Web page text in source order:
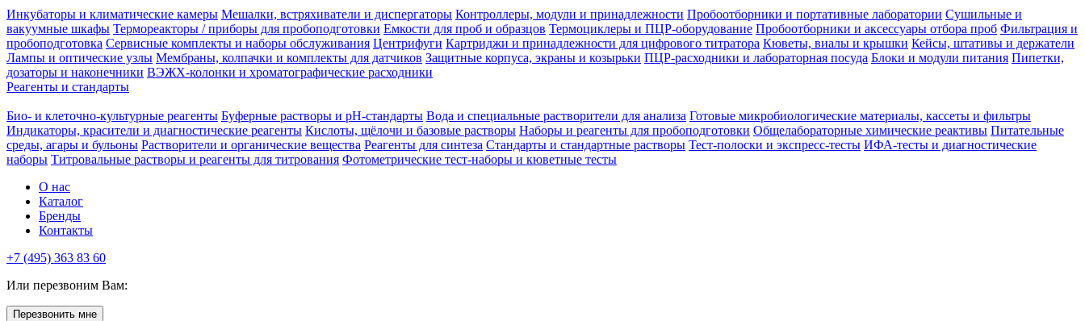
Инкубаторы и климатические камеры Мешалки, встряхиватели и диспергаторы Контроллеры, модули и принадлежности Пробоотборники и портативные лаборатории Сушильные и
вакуумные шкафы Термореакторы / приборы для пробоподготовки Емкости для проб и образцов Термоциклеры и ПЦР-оборудование Пробоотборники и аксессуары отбора проб Фильтрация и
пробоподготовка Сервисные комплекты и наборы обслуживания Центрифуги Картриджи и принадлежности для цифрового титратора Кюветы, виалы и крышки Кейсы, штативы и держатели
Лампы и оптические узлы Мембраны, колпачки и комплекты для датчиков Защитные корпуса, экраны и козырьки ПЦР-расходники и лабораторная посуда Блоки и модули питания Пипетки,
дозаторы и наконечники ВЭЖХ-колонки и хроматографические расходники
Реагенты и стандарты
Био- и клеточно-культурные реагенты Буферные растворы и pH-стандарты Вода и специальные растворители для анализа Готовые микробиологические материалы, кассеты и фильтры
Индикаторы, красители и диагностические реагенты Кислоты, щёлочи и базовые растворы Наборы и реагенты для пробоподготовки Общелабораторные химические реактивы Питательные
среды, агары и бульоны Растворители и органические вещества Реагенты для синтеза Стандарты и стандартные растворы Тест-полоски и экспресс-тесты ИФА-тесты и диагностические
наборы Титровальные растворы и реагенты для титрования Фотометрические тест-наборы и кюветные тесты
О нас
Каталог
Бренды
Контакты
+7 (495) 363 83 60
Или перезвоним Вам:
Перезвонить мне